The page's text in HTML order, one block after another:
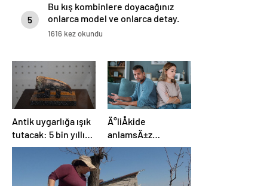
5
Bu kış kombinlere doyacağınız
onlarca model ve onlarca detay.
1616 kez okundu
Antik uygarlığa ışık
tutacak: 5 bin yıllık
soylu kadın mezarı
Ä°liÅkide
anlamsÄ±z
kavgalarÄ±n uzun
sÃ¼rmesini
engellemenin 5